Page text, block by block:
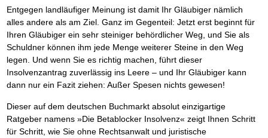
Entgegen landläufiger Meinung ist damit Ihr Gläubiger nämlich
alles andere als am Ziel. Ganz im Gegenteil: Jetzt erst beginnt für
Ihren Gläubiger ein sehr steiniger behördlicher Weg, und Sie als
Schuldner können ihm jede Menge weiterer Steine in den Weg
legen. Und wenn Sie es richtig machen, führt dieser
Insolvenzantrag zuverlässig ins Leere – und Ihr Gläubiger kann
dann nur ein Fazit ziehen: Außer Spesen nichts gewesen!
Dieser auf dem deutschen Buchmarkt absolut einzigartige
Ratgeber namens »Die Betablocker Insolvenz« zeigt Ihnen Schritt
für Schritt, wie Sie ohne Rechtsanwalt und juristische